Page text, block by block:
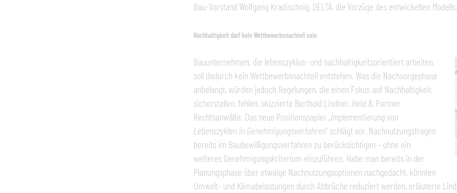
Bau-Vorstand Wolfgang Kradischnig, DELTA, die Vorzüge des entwickelten Modells.
Nachhaltigkeit darf kein Wettbewerbsnachteil sein
Bauunternehmen, die lebenszyklus- und nachhaltigkeitsorientiert arbeiten,
soll dadurch kein Wettbewerbsnachteil entstehen. Was die Nachsorgephase
anbelangt, würden jedoch Regelungen, die einen Fokus auf Nachhaltigkeit
sicherstellen, fehlen, skizzierte Berthold Lindner, Heid & Partner
Rechtsanwälte. Das neue Positionspapier „Implementierung von
Lebenszyklen in Genehmigungsverfahren“ schlägt vor, Nachnutzungsfragen
bereits im Baubewilligungsverfahren zu berücksichtigen – ohne ein
weiteres Genehmigungskriterium einzuführen. Habe man bereits in der
Planungsphase über etwaige Nachnutzungsoptionen nachgedacht, könnten
Umwelt- und Klimabelastungen durch Abbrüche reduziert werden, erläuterte